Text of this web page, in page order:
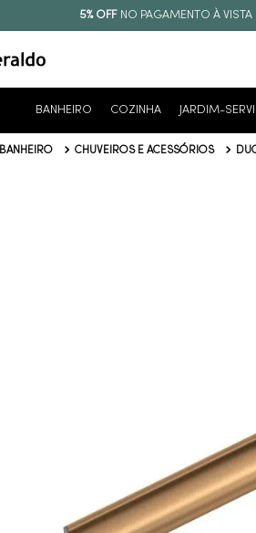
5% OFF NO PAGAMENTO À VISTA
BANHEIRO COZINHA JARDIM-
BANHEIRO CHUVEIROS E ACESSÓRIOS